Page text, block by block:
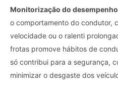
Monitorização do
o comportamento do condutor,
velocidade ou o ralenti
frotas promove hábitos de
só contribui para a segurança,
minimizar o desgaste dos